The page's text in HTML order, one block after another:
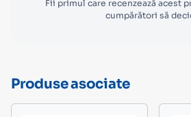
Fii primul care recenzează acest
cumpărători să
Produse asociate